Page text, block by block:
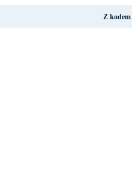
Z kodem